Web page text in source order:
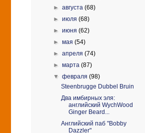
►августа(68)
►июля(68)
►июня(62)
►мая(54)
►апреля(74)
►марта(87)
▼февраля(98)
Steenbrugge Dubbel Bruin
Два имбирных эля:
английский WychWood
Ginger Beard...
Английский паб "Bobby
Dazzler"